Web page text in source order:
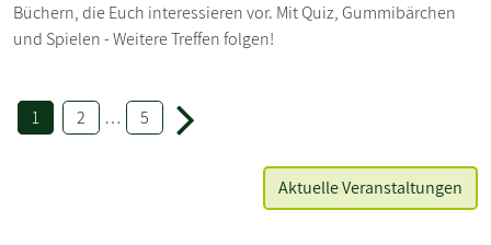
Büchern, die Euch interessieren vor. Mit Quiz, Gummibärchen
und Spielen - Weitere Treffen folgen!
1 2 … 5
Aktuelle Veranstaltungen